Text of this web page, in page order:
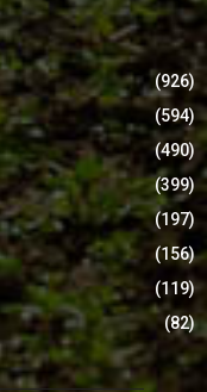
(926)
(594)
(490)
(399)
(197)
(156)
(119)
(82)